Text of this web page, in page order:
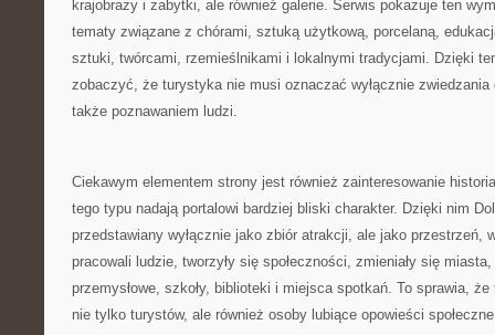
krajobrazy i zabytki, ale również galerie. Serwis pokazuje ten
tematy związane z chórami, sztuką użytkową, porcelaną,
sztuki, twórcami, rzemieślnikami i lokalnymi tradycjami. Dzięki
zobaczyć, że turystyka nie musi oznaczać wyłącznie
także poznawaniem ludzi.
Ciekawym elementem strony jest również zainteresowanie
tego typu nadają portalowi bardziej bliski charakter. Dzięki nim
przedstawiany wyłącznie jako zbiór atrakcji, ale jako przestrzeń,
pracowali ludzie, tworzyły się społeczności, zmieniały się miasta,
przemysłowe, szkoły, biblioteki i miejsca spotkań. To sprawia,
nie tylko turystów, ale również osoby lubiące opowieści